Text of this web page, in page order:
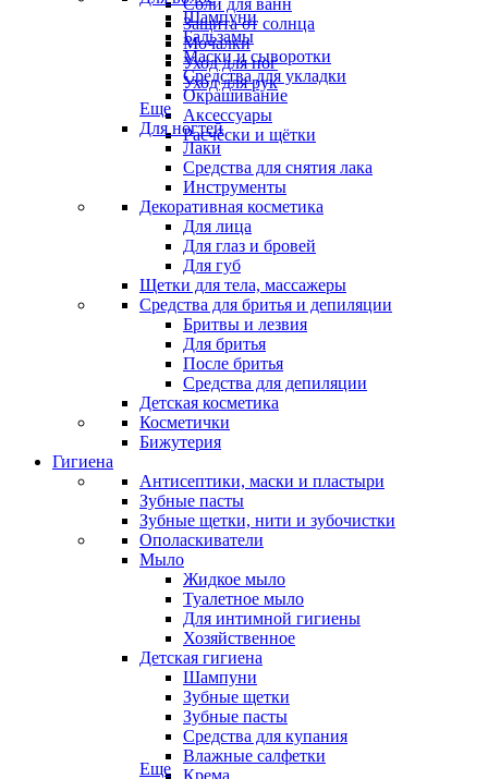
Соли для ванн
Защита от солнца
Мочалки
Уход для ног
Уход для рук
Шампуни
Бальзамы
Маски и сыворотки
Средства для укладки
Окрашивание
Аксессуары
Расчёски и щётки
Еще
Для ногтей
Лаки
Средства для снятия лака
Инструменты
Декоративная косметика
Для лица
Для глаз и бровей
Для губ
Щетки для тела, массажеры
Средства для бритья и депиляции
Бритвы и лезвия
Для бритья
После бритья
Средства для депиляции
Детская косметика
Косметички
Бижутерия
Гигиена
Антисептики, маски и пластыри
Зубные пасты
Зубные щетки, нити и зубочистки
Ополаскиватели
Мыло
Жидкое мыло
Туалетное мыло
Для интимной гигиены
Хозяйственное
Детская гигиена
Шампуни
Зубные щетки
Зубные пасты
Средства для купания
Влажные салфетки
Крема
Еще